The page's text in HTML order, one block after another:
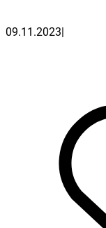
09.11.2023|